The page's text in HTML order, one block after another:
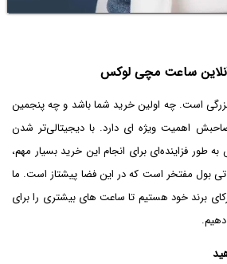
ساعت مچی لوکس
است. چه اولین خرید شما باشد و چه پنجمین
اهمیت ویژه ای دارد. با دیجیتالی‌تر شدن
طور فزاینده‌ای برای انجام این خرید بسیار مهم،
بول مفتخر است که در این فضا پیشتاز است. ما
برند خود هستیم تا ساعت های بیشتری را برای